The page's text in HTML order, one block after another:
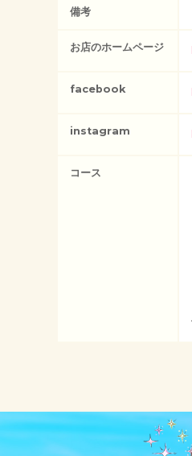
備考
お店のホームページ
facebook
instagram
コース